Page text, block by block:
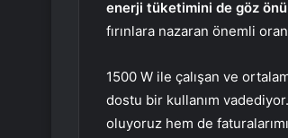
enerji tüketimini de göz
fırınlara nazaran önemli
1500 W ile çalışan ve
dostu bir kullanım
oluyoruz hem de